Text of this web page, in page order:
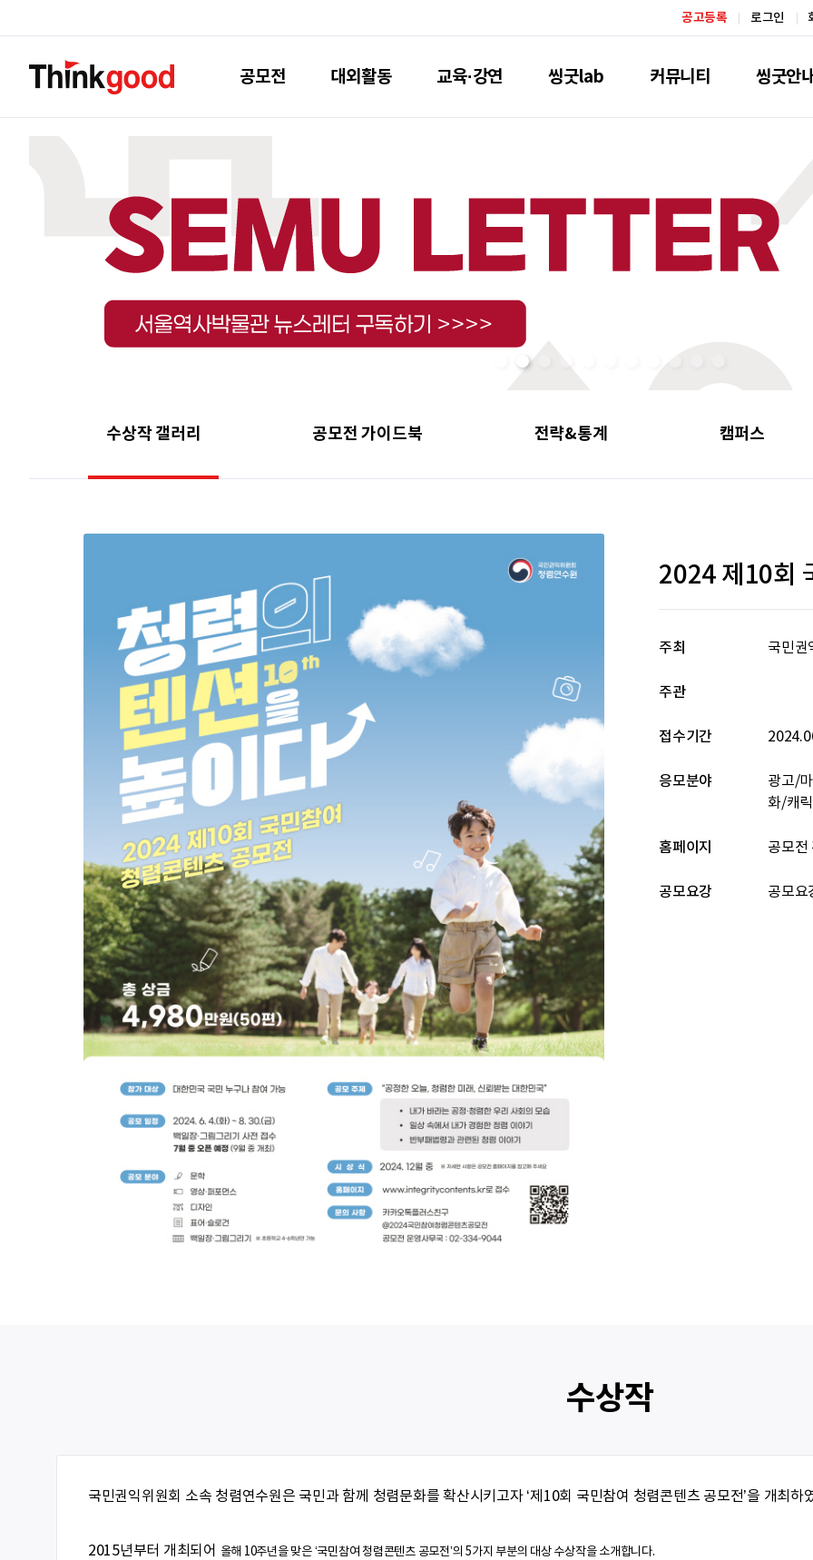
공고등록 로그인
공모전 대외활동 교육·강연 씽굿lab 커뮤니티 씽굿안
수상작 갤러리 공모전 가이드북 전략&통계 캠퍼스
2024 제10회
주최 국민권
주관
접수기간
응모분야
광고/
화/캐
홈페이지 공모전
공모요강 공모요
수상작
국민권익위원회 소속 청렴연수원은 국민과 함께 청렴문화를 확산시키고자 ‘제10회 국민참여 청렴콘텐츠 공모전’을 개최하
2015년부터 개최되어 올해 10주년을 맞은‘국민참여 청렴콘텐츠 공모전’의 5가지 부분의 대상 수상작을 소개합니다.